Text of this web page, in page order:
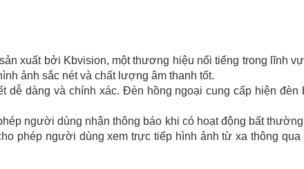
xuất bởi Kbvision, một thương hiệu nổi tiếng trong lĩnh
ảnh sắc nét và chất lượng âm thanh tốt.
dàng và chính xác. Đèn hồng ngoại cung cấp hiện đèn
người dùng nhận thông báo khi có hoạt động bất
phép người dùng xem trực tiếp hình ảnh từ xa thông